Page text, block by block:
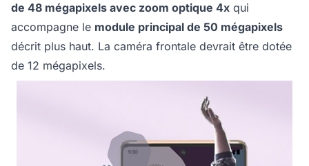
de 48 mégapixels avec zoom optique 4x qui
accompagne le module principal de 50 mégapixels
décrit plus haut. La caméra frontale devrait être dotée
de 12 mégapixels.